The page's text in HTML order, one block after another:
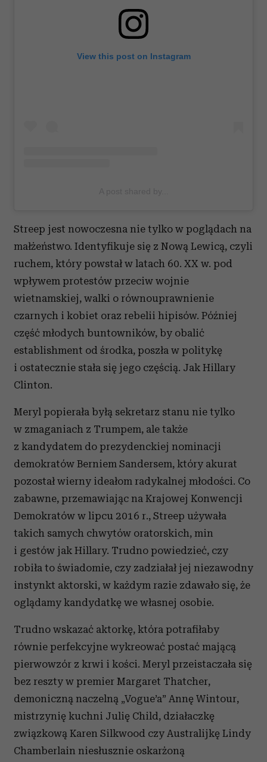
View this post on Instagram
Streep jest nowoczesna nie tylko w poglądach na
małżeństwo. Identyfikuje się z Nową Lewicą, czyli
ruchem, który powstał w latach 60. XX w. pod
wpływem protestów przeciw wojnie
wietnamskiej, walki o równouprawnienie
czarnych i kobiet oraz rebelii hipisów. Później
część młodych buntowników, by obalić
establishment od środka, poszła w politykę
i ostatecznie stała się jego częścią. Jak Hillary
Clinton.
Meryl popierała byłą sekretarz stanu nie tylko
w zmaganiach z Trumpem, ale także
z kandydatem do prezydenckiej nominacji
demokratów Berniem Sandersem, który akurat
pozostał wierny ideałom radykalnej młodości. Co
zabawne, przemawiając na Krajowej Konwencji
Demokratów w lipcu 2016 r., Streep używała
takich samych chwytów oratorskich, min
i gestów jak Hillary. Trudno powiedzieć, czy
robiła to świadomie, czy zadziałał jej niezawodny
instynkt aktorski, w każdym razie zdawało się, że
oglądamy kandydatkę we własnej osobie.
Trudno wskazać aktorkę, która potrafiłaby
równie perfekcyjne wykreować postać mającą
pierwowzór z krwi i kości. Meryl przeistaczała się
bez reszty w premier Margaret Thatcher,
demoniczną naczelną „Vogue’a” Annę Wintour,
mistrzynię kuchni Julię Child, działaczkę
związkową Karen Silkwood czy Australijkę Lindy
Chamberlain niesłusznie oskarżoną